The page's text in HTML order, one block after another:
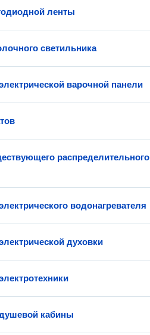
ленты
светильника
варочной панели
распределительного
водонагревателя
духовки
кабины